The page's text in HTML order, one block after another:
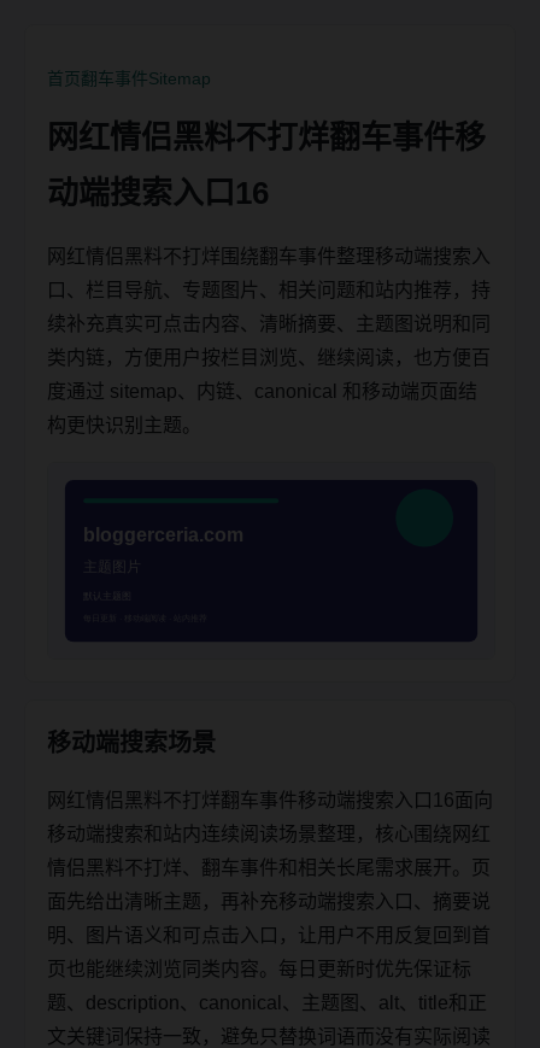
首页翻车事件Sitemap
网红情侣黑料不打烊翻车事件移
动端搜索入口16
网红情侣黑料不打烊围绕翻车事件整理移动端搜索入
口、栏目导航、专题图片、相关问题和站内推荐，持
续补充真实可点击内容、清晰摘要、主题图说明和同
类内链，方便用户按栏目浏览、继续阅读，也方便百
度通过 sitemap、内链、canonical 和移动端页面结
构更快识别主题。
移动端搜索场景
网红情侣黑料不打烊翻车事件移动端搜索入口16面向
移动端搜索和站内连续阅读场景整理，核心围绕网红
情侣黑料不打烊、翻车事件和相关长尾需求展开。页
面先给出清晰主题，再补充移动端搜索入口、摘要说
明、图片语义和可点击入口，让用户不用反复回到首
页也能继续浏览同类内容。每日更新时优先保证标
题、description、canonical、主题图、alt、title和正
文关键词保持一致，避免只替换词语而没有实际阅读